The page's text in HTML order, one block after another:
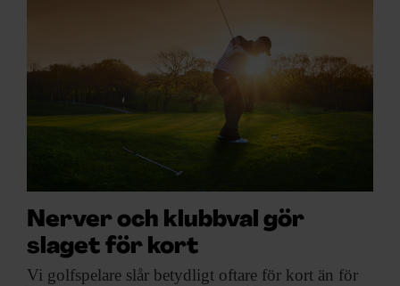
Nerver och klubbval gör
slaget för kort
Vi golfspelare slår betydligt oftare för kort än för